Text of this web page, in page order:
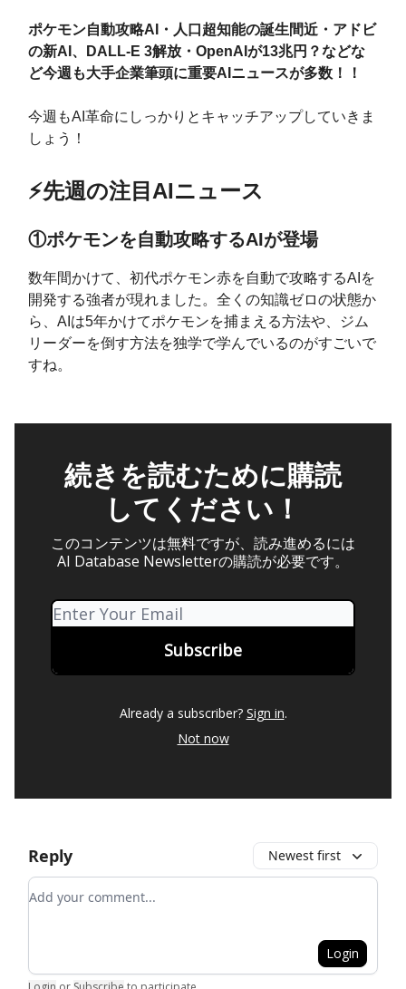
ポケモン自動攻略AI・人口超知能の誕生間近・アドビ
の新AI、DALL-E 3解放・OpenAIが13兆円？などな
ど今週も大手企業筆頭に重要AIニュースが多数！！
今週もAI革命にしっかりとキャッチアップしていきま
しょう！
⚡️先週の注目AIニュース
①ポケモンを自動攻略するAIが登場
数年間かけて、初代ポケモン赤を自動で攻略するAIを
開発する強者が現れました。全くの知識ゼロの状態か
ら、AIは5年かけてポケモンを捕まえる方法や、ジム
リーダーを倒す方法を独学で学んでいるのがすごいで
すね。
続きを読むために購読
してください！
このコンテンツは無料ですが、読み進めるには
AI Database Newsletterの購読が必要です。
Already a subscriber? Sign in.
Not now
Reply Newest first
Add your comment
Login